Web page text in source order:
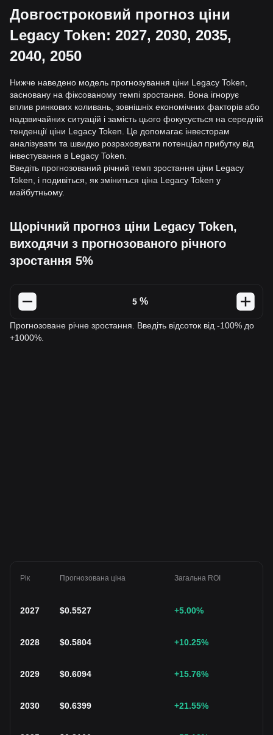
Довгостроковий прогноз ціни
Legacy Token: 2027, 2030, 2035,
2040, 2050
Нижче наведено модель прогнозування ціни Legacy Token,
засновану на фіксованому темпі зростання. Вона ігнорує
вплив ринкових коливань, зовнішніх економічних факторів або
надзвичайних ситуацій і замість цього фокусується на середній
тенденції ціни Legacy Token. Це допомагає інвесторам
аналізувати та швидко розраховувати потенціал прибутку від
інвестування в Legacy Token.
Введіть прогнозований річний темп зростання ціни Legacy
Token, і подивіться, як зміниться ціна Legacy Token у
майбутньому.
Щорічний прогноз ціни Legacy Token,
виходячи з прогнозованого річного
зростання 5%
%
Прогнозоване річне зростання. Введіть відсоток від -100% до
+1000%.
Рік Прогнозована ціна Загальна ROI
2027 $0.5527 +5.00%
2028 $0.5804 +10.25%
2029 $0.6094 +15.76%
2030 $0.6399 +21.55%